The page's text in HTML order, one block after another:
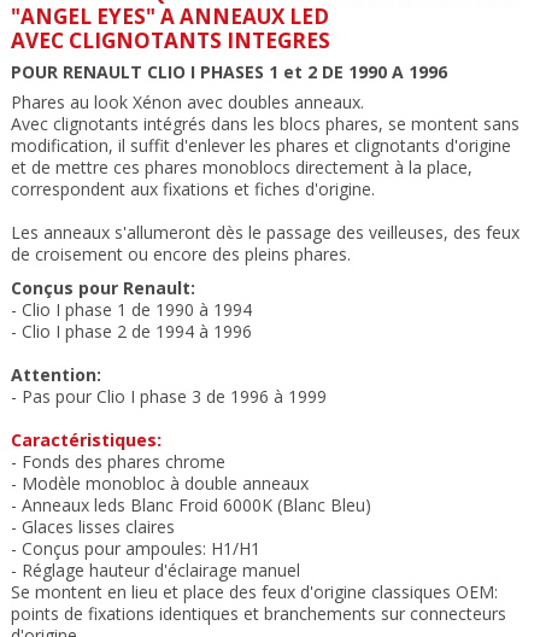
"ANGEL EYES" A ANNEAUX LED
AVEC CLIGNOTANTS INTEGRES
POUR RENAULT CLIO I PHASES 1 et 2 DE 1990 A 1996
Phares au look Xénon avec doubles anneaux.
Avec clignotants intégrés dans les blocs phares, se montent sans
modification, il suffit d'enlever les phares et clignotants d'origine
et de mettre ces phares monoblocs directement à la place,
correspondent aux fixations et fiches d'origine.
Les anneaux s'allumeront dès le passage des veilleuses, des feux
de croisement ou encore des pleins phares.
Conçus pour Renault:
- Clio I phase 1 de 1990 à 1994
- Clio I phase 2 de 1994 à 1996
Attention:
- Pas pour Clio I phase 3 de 1996 à 1999
Caractéristiques:
- Fonds des phares chrome
- Modèle monobloc à double anneaux
- Anneaux leds Blanc Froid 6000K (Blanc Bleu)
- Glaces lisses claires
- Conçus pour ampoules: H1/H1
- Réglage hauteur d'éclairage manuel
Se montent en lieu et place des feux d'origine classiques OEM:
points de fixations identiques et branchements sur connecteurs